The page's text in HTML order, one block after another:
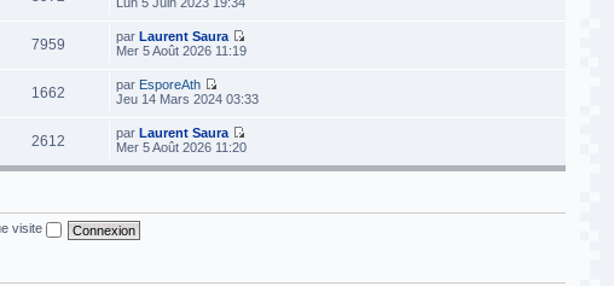
7959 parLaurent Saura
Mer 5 Août 2026 11:19
1662 par EsporeAth
Jeu 14 Mars 2024 03:33
2612 parLaurent Saura
Mer 5 Août 2026 11:20
visite